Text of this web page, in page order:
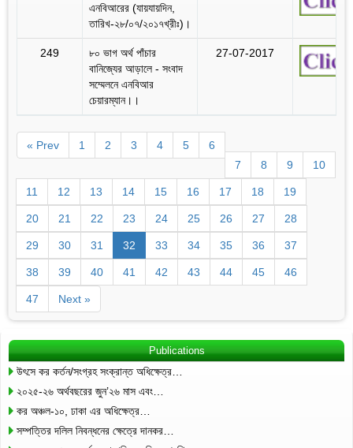
এনবিআরের (যায়যায়দিন,
তারিখ-২৮/০৭/২০১৭খ্রীঃ)।
249
৮০ ভাগ অর্থ পাঁচার
বানিজ্যের আড়ালে - সংবাদ
সম্মেলনে এনবিআর
চেয়ারম্যান।।
27-07-2017
« Prev 1 2 3 4 5
6
7
8 9 10
11 12 13 14 15 16 17 18 19
20 21 22 23 24 25 26 27 28
29 30 31 32 33 34 35 36 37
38 39 40 41 42 43 44 45 46
47 Next »
Publications
উৎসে কর কর্তন/সংগ্রহ সংক্রান্ত অধিক্ষেত্র…
২০২৫-২৬ অর্থবছরের জুন’২৬ মাস এবং…
কর অঞ্চল-১০, ঢাকা এর অধিক্ষেত্র…
সম্পত্তির দলিল নিবন্ধনের ক্ষেত্রে দানকর…